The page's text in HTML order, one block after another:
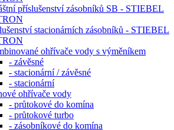
příslušenství zásobníků SB - STIEBEL
stacionárních zásobníků - STIEBEL
ohřívače vody s výměníkem
- závěsné
- stacionární / závěsné
- stacionární
ohřívače vody
- průtokové do komína
- průtokové turbo
- zásobníkové do komína